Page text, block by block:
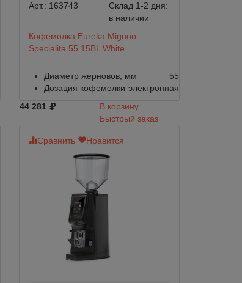
Арт.: 163743
Склад 1-2 дня:
в наличии
Кофемолка Eureka Mignon
Specialita 55 15BL White
Диаметр жерновов, мм
55
Дозация кофемолки электронная
44 281
В корзину
Быстрый заказ
Сравнить Нравится